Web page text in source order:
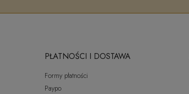
PŁATNOŚCI I DOSTAWA
Formy płatności
Paypo